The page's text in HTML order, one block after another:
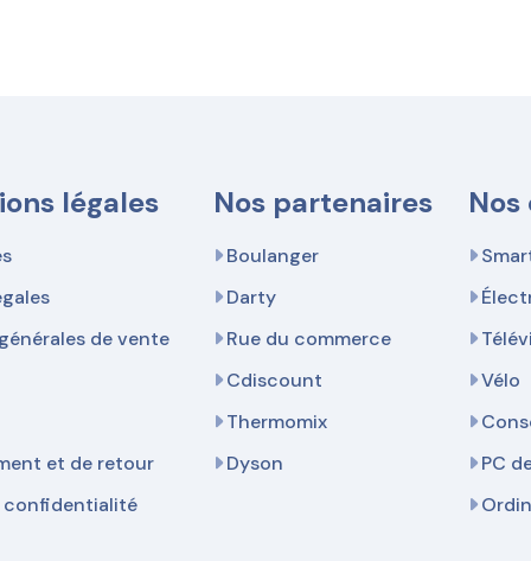
légales
de vente
et de retour
confidentialité
Nos partenaires
Boulanger
Darty
Rue du commerce
Cdiscount
Thermomix
Dyson
Vélo
PC